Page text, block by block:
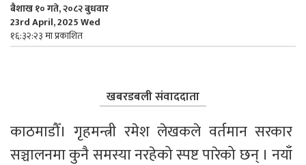
बैशाख १० गते, २०८२ बुधवार
23rd April, 2025 Wed
१६:३२:२३ मा प्रकाशित
खबरडबली संवाददाता
काठमाडौँ। गृहमन्त्री रमेश लेखकले वर्तमान सरकार
सञ्चालनमा कुनै समस्या नरहेको स्पष्ट पारेको छन् । नयाँ